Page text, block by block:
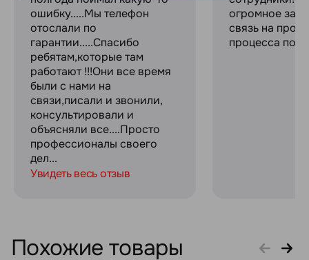
ошибку.....Мы телефон
отослали по
гарантии.....Спасибо
ребятам,которые там
работают !!!Они все время
были с нами на
связи,писали и звонили,
консультировали и
объясняли все....Просто
профессионалы своего
дел...
Увидеть весь отзыв
огромное за
связь на
процесса
Похожие товары